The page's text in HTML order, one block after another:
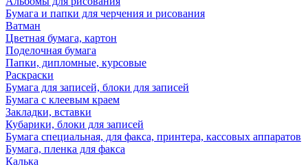
Бумага и папки для черчения и рисования
Ватман
Цветная бумага, картон
Поделочная бумага
Папки, дипломные, курсовые
Раскраски
Бумага для записей, блоки для записей
Бумага с клеевым краем
Закладки, вставки
Кубарики, блоки для записей
Бумага специальная, для факса, принтера, кассовых аппаратов
Бумага, пленка для факса
Калька